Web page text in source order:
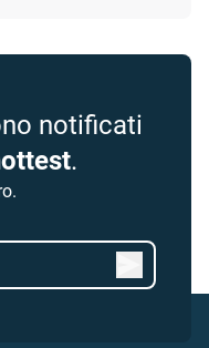
notificati
.